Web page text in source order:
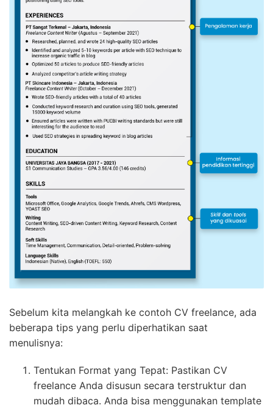
Sebelum kita melangkah ke contoh CV freelance, ada
beberapa tips yang perlu diperhatikan saat
menulisnya:
Tentukan Format yang Tepat: Pastikan CV
freelance Anda disusun secara terstruktur dan
mudah dibaca. Anda bisa menggunakan template